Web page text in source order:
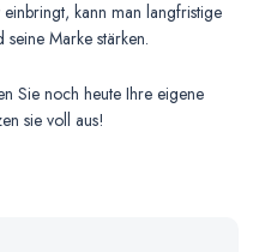
kann man langfristige
Marke stärken.
Sie noch heute Ihre eigene
sie voll aus!